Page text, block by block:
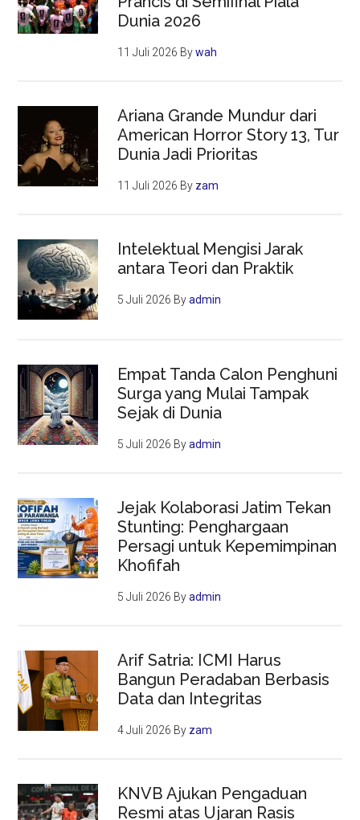
Dunia 2026
11 Juli 2026 Bywah
Ariana Grande Mundur dari
American Horror Story 13, Tur
Dunia Jadi Prioritas
11 Juli 2026 By zam
Intelektual Mengisi Jarak
antara Teori dan Praktik
5 Juli 2026 Byadmin
Empat Tanda Calon Penghuni
Surga yang Mulai Tampak
Sejak di Dunia
5 Juli 2026 Byadmin
Jejak Kolaborasi Jatim Tekan
Stunting: Penghargaan
Persagi untuk Kepemimpinan
Khofifah
5 Juli 2026 Byadmin
Arif Satria: ICMI Harus
Bangun Peradaban Berbasis
Data dan Integritas
4 Juli 2026 By zam
KNVB Ajukan Pengaduan
Resmi atas Ujaran Rasis